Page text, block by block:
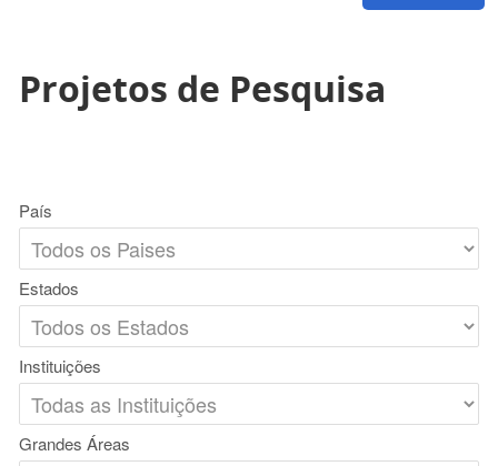
Projetos de Pesquisa
País
Estados
Instituições
Grandes Áreas